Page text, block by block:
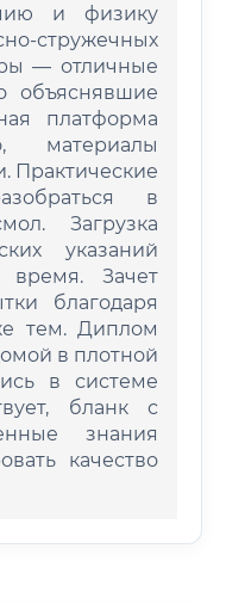
и физику
стружечных
— отличные
объяснявшие
платформа
материалы
Практические
в
Загрузка
указаний
время. Зачет
благодаря
тем. Диплом
в плотной
в системе
бланк с
знания
качество